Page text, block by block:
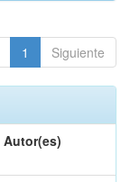
1 Siguiente
Autor(es)